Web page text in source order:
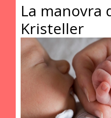
La manovra
Kristeller